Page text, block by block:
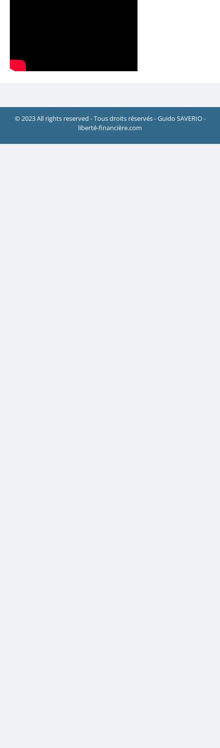
© 2023 All rights reserved - Tous droits réservés - Guido SAVERIO -
liberté-financière.com